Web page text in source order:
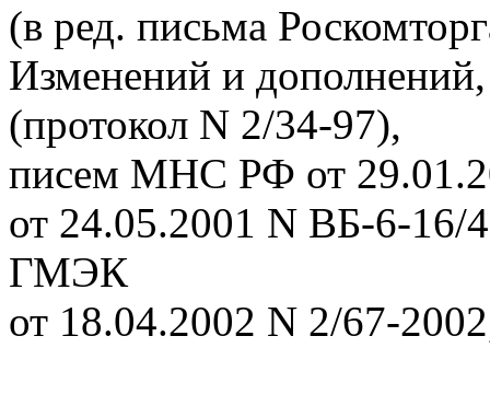
(в ред. письма
Изменений и
(протокол N 2/34-97),
писем МНС РФ от
от 24.05.2001 N ВБ-6-16/
ГМЭК
от 18.04.2002 N 2/67-